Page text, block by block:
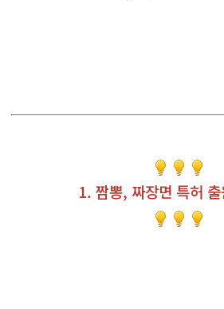
1. 짬뽕, 짜장면 특허